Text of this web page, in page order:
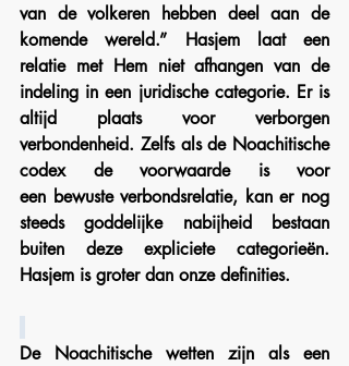
van de volkeren hebben deel aan de
komende wereld.” Hasjem laat een
relatie met Hem niet afhangen van de
indeling in een juridische categorie. Er is
altijd plaats voor verborgen
verbondenheid. Zelfs als de Noachitische
codex de voorwaarde is voor
een bewuste verbondsrelatie, kan er nog
steeds goddelijke nabijheid bestaan
buiten deze expliciete categorieën.
Hasjem is groter dan onze definities.
De Noachitische wetten zijn als een